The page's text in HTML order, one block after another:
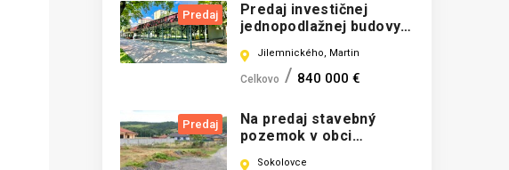
Predaj
Predaj investičnej
jednopodlažnej budovy -
Jilemnického, Martin
Celkovo 840 000 €
Predaj
Na predaj stavebný
pozemok v obci
Sokolovce